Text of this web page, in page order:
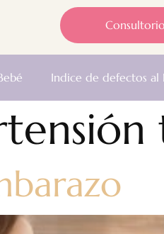
Indice de defectos al